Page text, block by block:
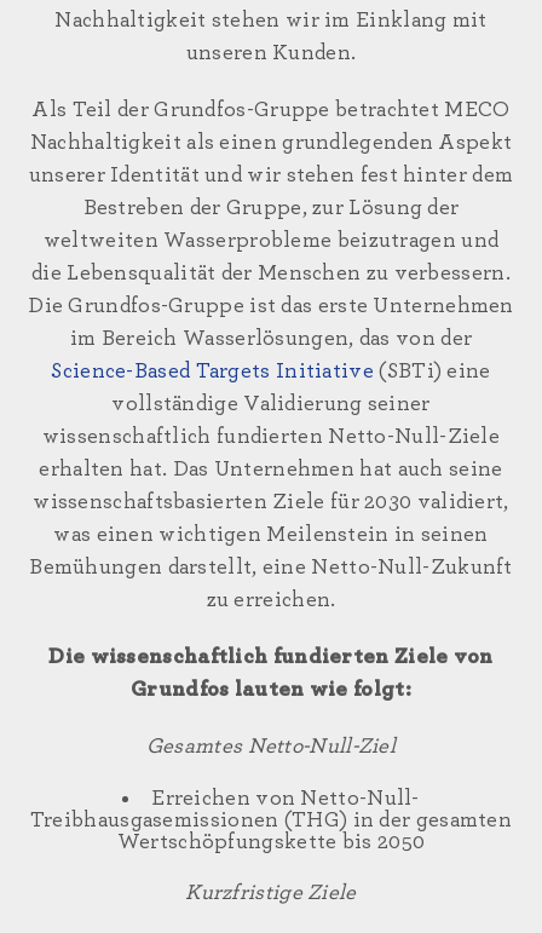
Nachhaltigkeit stehen wir im Einklang mit
unseren Kunden.
Als Teil der Grundfos-Gruppe betrachtet MECO
Nachhaltigkeit als einen grundlegenden Aspekt
unserer Identität und wir stehen fest hinter dem
Bestreben der Gruppe, zur Lösung der
weltweiten Wasserprobleme beizutragen und
die Lebensqualität der Menschen zu verbessern.
Die Grundfos-Gruppe ist das erste Unternehmen
im Bereich Wasserlösungen, das von der
Science-Based Targets Initiative (SBTi) eine
vollständige Validierung seiner
wissenschaftlich fundierten Netto-Null-Ziele
erhalten hat. Das Unternehmen hat auch seine
wissenschaftsbasierten Ziele für 2030 validiert,
was einen wichtigen Meilenstein in seinen
Bemühungen darstellt, eine Netto-Null-Zukunft
zu erreichen.
Die wissenschaftlich fundierten Ziele von
Grundfos lauten wie folgt:
Gesamtes Netto-Null-Ziel
Erreichen von Netto-Null-
Treibhausgasemissionen (THG) in der gesamten
Wertschöpfungskette bis 2050
Kurzfristige Ziele